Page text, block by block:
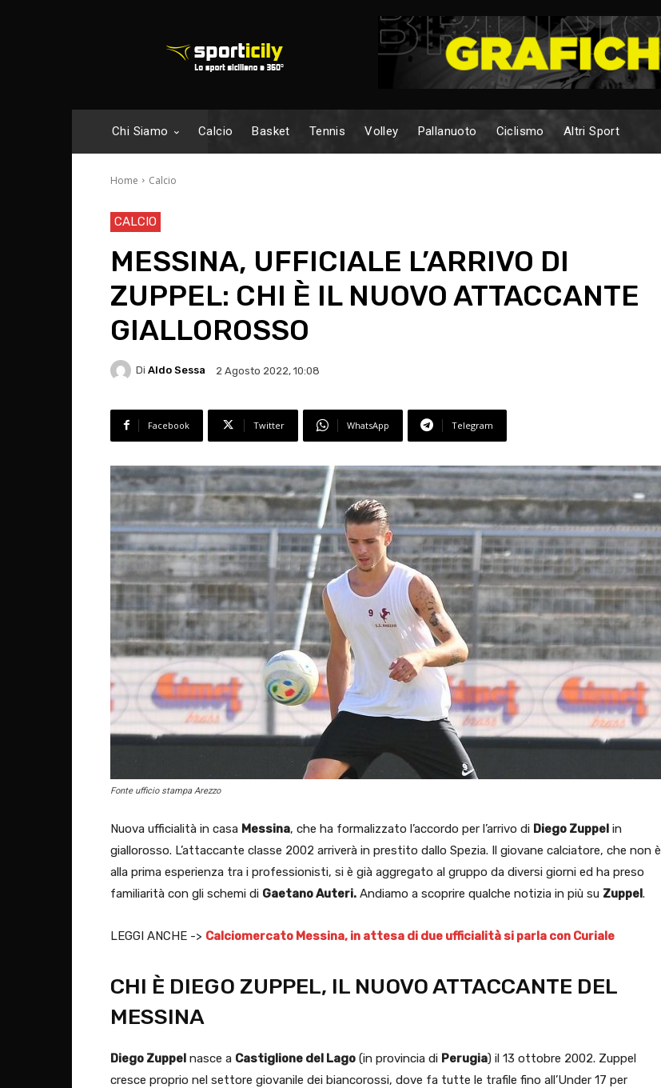
Chi Siamo Calcio Basket Tennis Volley Pallanuoto Ciclismo Altri Sport
Home Calcio
CALCIO
MESSINA, UFFICIALE L’ARRIVO DI
ZUPPEL: CHI È IL NUOVO ATTACCANTE
GIALLOROSSO
Di Aldo Sessa 2 Agosto 2022, 10:08
Facebook Twitter WhatsApp Telegram
Fonte ufficio stampa Arezzo
Nuova ufficialità in casa Messina, che ha formalizzato l’accordo per l’arrivo di Diego Zuppel in
giallorosso. L’attaccante classe 2002 arriverà in prestito dallo Spezia. Il giovane calciatore, che non è
alla prima esperienza tra i professionisti, si è già aggregato al gruppo da diversi giorni ed ha preso
familiarità con gli schemi di Gaetano Auteri. Andiamo a scoprire qualche notizia in più su Zuppel.
LEGGI ANCHE -> Calciomercato Messina, in attesa di due ufficialità si parla con Curiale
CHI È DIEGO ZUPPEL, IL NUOVO ATTACCANTE DEL
MESSINA
Diego Zuppel nasce a Castiglione del Lago (in provincia di Perugia) il 13 ottobre 2002. Zuppel
cresce proprio nel settore giovanile dei biancorossi, dove fa tutte le trafile fino all’Under 17 per